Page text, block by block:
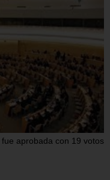
aprobada con 19 votos